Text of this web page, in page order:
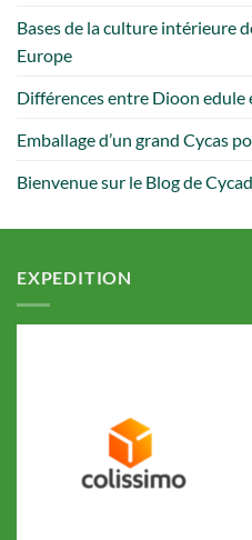
Bases de la culture intérieure
Europe
Différences entre Dioon
Emballage d’un grand Cycas
Bienvenue sur le Blog de
EXPEDITION